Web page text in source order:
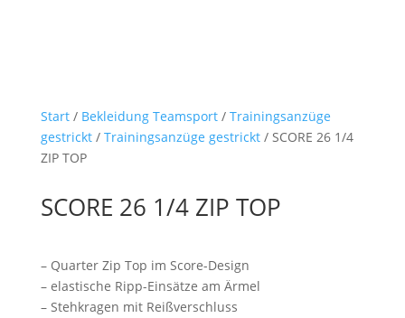
Start/ Bekleidung Teamsport/ Trainingsanzüge
gestrickt/ Trainingsanzüge gestrickt/ SCORE 26 1/4
ZIP TOP
SCORE 26 1/4 ZIP TOP
– Quarter Zip Top im Score-Design
– elastische Ripp-Einsätze am Ärmel
– Stehkragen mit Reißverschluss